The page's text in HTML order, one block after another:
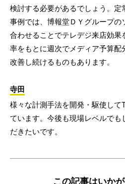
検討する必要があるでしょう。定
事例では、博報堂ＤＹグループの
合わせることでテレデジ来店効果
率をもとに週次でメディア予算配
改善し続けるものもあります。
寺田
様々な計測手法を開発・駆使して
ています。今後も現場レベルでも
だきたいです。
この記事はいか